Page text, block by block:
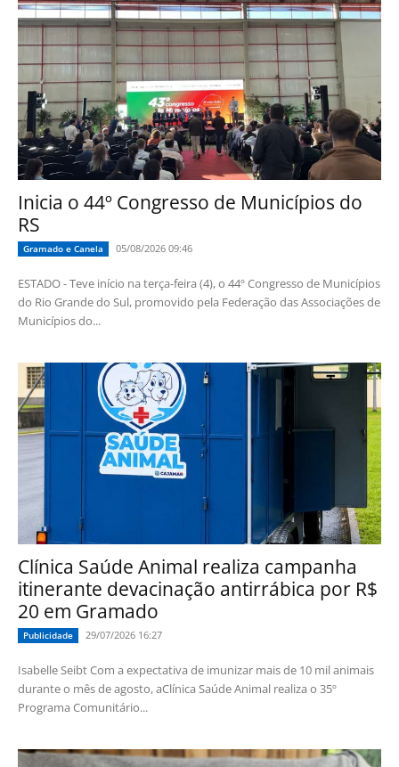
Inicia o 44º Congresso de Municípios do
RS
Gramado e Canela 05/08/2026 09:46
ESTADO - Teve início na terça-feira (4), o 44º Congresso de Municípios
do Rio Grande do Sul, promovido pela Federação das Associações de
Municípios do...
Clínica Saúde Animal realiza campanha
itinerante devacinação antirrábica por R$
20 em Gramado
Publicidade 29/07/2026 16:27
Isabelle Seibt Com a expectativa de imunizar mais de 10 mil animais
durante o mês de agosto, aClínica Saúde Animal realiza o 35º
Programa Comunitário...